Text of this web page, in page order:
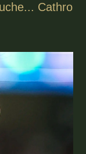
Cathro